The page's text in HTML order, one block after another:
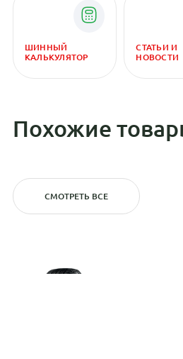
ШИННЫЙ
КАЛЬКУЛЯТОР
СТАТЬИ И
НОВОСТИ
Похожие
СМОТРЕТЬ ВСЕ